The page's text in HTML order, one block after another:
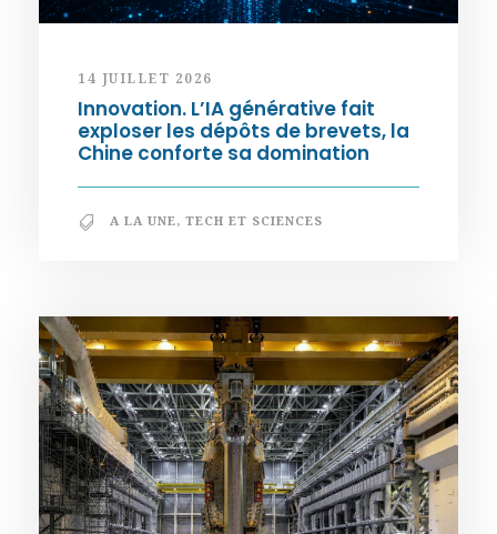
14 JUILLET 2026
Innovation. L’IA générative fait
exploser les dépôts de brevets, la
Chine conforte sa domination
A LA UNE, TECH ET SCIENCES